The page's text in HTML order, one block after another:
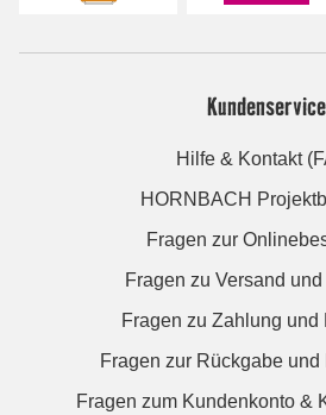
Kundenservice
Hilfe & Kontakt
HORNBACH
Fragen zur
Fragen zu Versand
Fragen zu Zahlung und
Fragen zur Rückgabe
Fragen zum Kundenkonto &